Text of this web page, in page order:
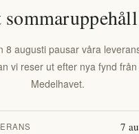
i önskelistan
8 augusti pausar våra
vi reser ut efter nya fynd från
Medelhavet.
7